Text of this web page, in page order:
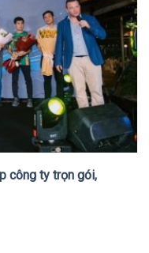
công ty trọn gói,